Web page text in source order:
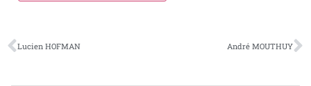
Lucien HOFMAN André MOUTHUY